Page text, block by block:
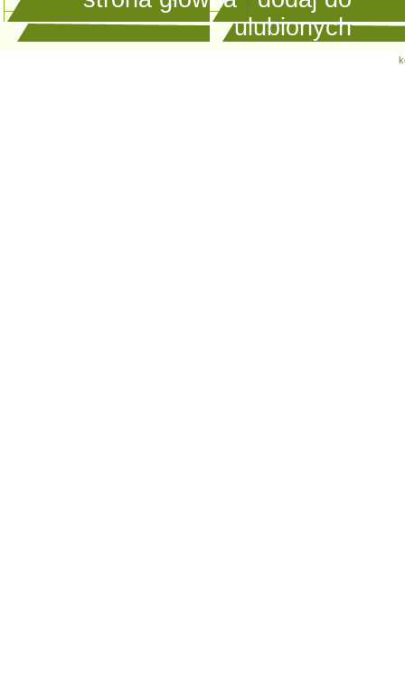
ulubionych